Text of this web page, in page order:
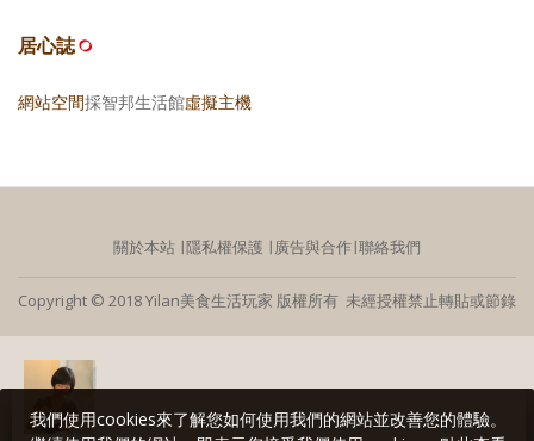
居心誌
網站空間採智邦生活館虛擬主機
關於本站 ∣隱私權保護 ∣廣告與合作∣聯絡我們
Copyright © 2018 Yilan美食生活玩家 版權所有 未經授權禁止轉貼或節錄
我們使用cookies來了解您如何使用我們的網站並改善您的體驗。